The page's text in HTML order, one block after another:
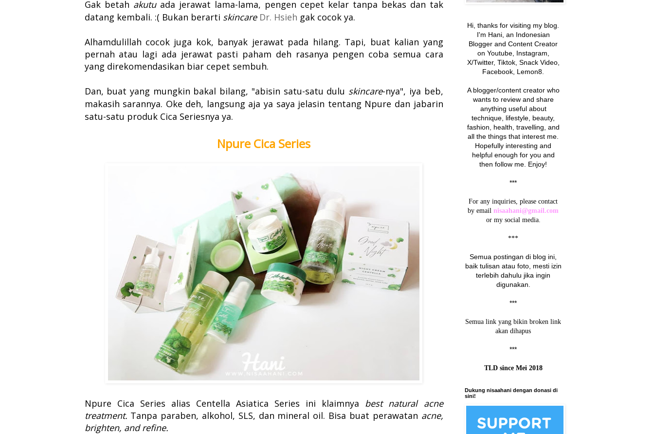
Gak betah akutu ada jerawat lama-lama, pengen cepet kelar tanpa bekas dan tak
datang kembali. :( Bukan berarti skincare Dr. Hsieh gak cocok ya.
Alhamdulillah cocok juga kok, banyak jerawat pada hilang. Tapi, buat kalian yang
pernah atau lagi ada jerawat pasti paham deh rasanya pengen coba semua cara
yang direkomendasikan biar cepet sembuh.
Dan, buat yang mungkin bakal bilang, "abisin satu-satu dulu skincare-nya", iya beb,
makasih sarannya. Oke deh, langsung aja ya saya jelasin tentang Npure dan jabarin
satu-satu produk Cica Seriesnya ya.
Npure Cica Series
Npure Cica Series alias Centella Asiatica Series ini klaimnya best natural acne
treatment. Tanpa paraben, alkohol, SLS, dan mineral oil. Bisa buat perawatan acne,
brighten, and refine.
Hi, thanks for visiting my blog.
I'm Hani, an Indonesian
Blogger and Content Creator
on Youtube, Instagram,
X/Twitter, Tiktok, Snack Video,
Facebook, Lemon8.
A blogger/content creator who
wants to review and share
anything useful about
technique, lifestyle, beauty,
fashion, health, travelling, and
all the things that interest me.
Hopefully interesting and
helpful enough for you and
then follow me. Enjoy!
***
For any inquiries, please contact
by email nisaahani@gmail.com
or my social media.
***
Semua postingan di blog ini,
baik tulisan atau foto, mesti izin
terlebih dahulu jika ingin
digunakan.
***
Semua link yang bikin broken link
akan dihapus
***
TLD since Mei 2018
Dukung nisaahani dengan donasi di
sini!